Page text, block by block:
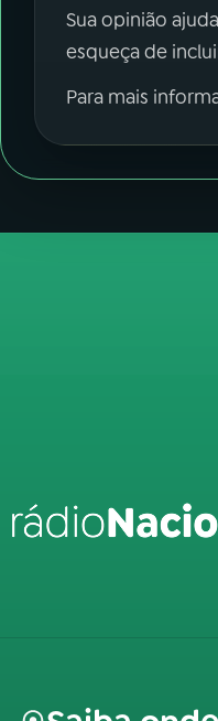
Sua opinião
esqueça de
Para mais